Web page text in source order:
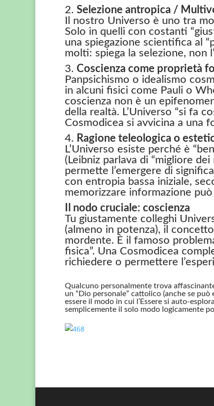
2. Selezione antropica /
Il nostro Universo è uno tra
Solo in quelli con costanti
una spiegazione scientifica al
molti: spiega la selezione, non
3. Coscienza come proprietà
Panpsichismo o idealismo
in alcuni fisici come Pauli o
coscienza non è un
della realtà. L’Universo “si fa
Cosmodicea si avvicina a una
4. Ragione teleologica o
L’Universo esiste perché è
(Leibniz parlava di “migliore
permette l’emergere di
con entropia bassa iniziale,
memorizzare informazione
Il nodo cruciale: coscienza
Tu giustamente colleghi
(almeno in potenza), il
mordente. È il famoso
fisica”. Una Cosmodicea
richiedere o permettere
Qualcuno personalmente trova
un “Dio personale” cattolico (anche se
essere il modo in cui l’Essere si auto-
semplicemente il solo modo logicamente